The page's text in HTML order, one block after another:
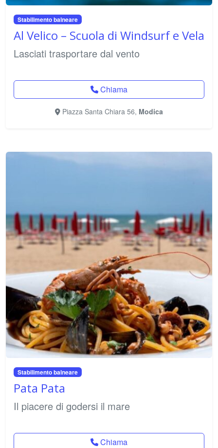
Stabilimento balneare
Al Velico – Scuola di Windsurf e Vela
Lasciati trasportare dal vento
Chiama
Piazza Santa Chiara 56, Modica
Stabilimento balneare
Pata Pata
Il piacere di godersi il mare
Chiama